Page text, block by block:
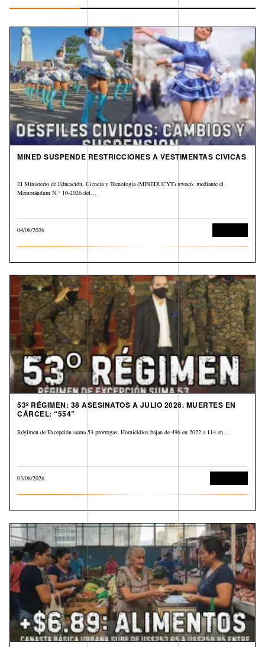
MINED SUSPENDE RESTRICCIONES A VESTIMENTAS CIVICAS
El Ministerio de Educación, Ciencia y Tecnología (MINEDUCYT) revocó, mediante el
Memorándum N.° 10-2026 del…
04/08/2026
53º RÉGIMEN: 38 ASESINATOS A JULIO 2026. MUERTES EN
CÁRCEL: “554”
Régimen de Excepción suma 53 prórrogas. Homicidios bajan de 496 en 2022 a 114 en…
03/08/2026